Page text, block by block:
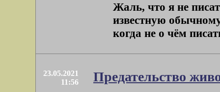
Жаль, что я не
известную
когда не о чём
23.05.2021
11:56
Предательство